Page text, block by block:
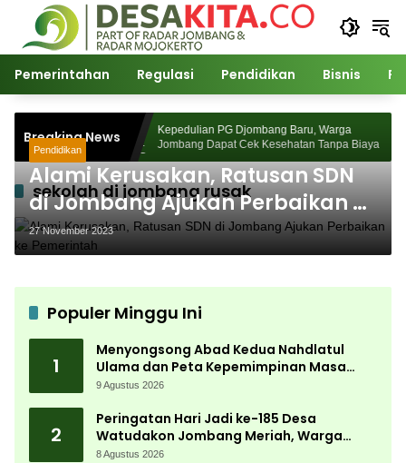
Langsung
konten
Pemerintahan Regulasi Pendidikan Bisnis
Breaking News
Ulama
Pasca
Kepedulian PG Djombang Baru, Warga
Jombang Dapat Cek Kesehatan Tanpa Biaya
sekolah di jombang rusak
Pendidikan
Alami Kerusakan, Ratusan SDN
di Jombang Ajukan Perbaikan ke
Pemerintah
27 November 2023
Populer Minggu Ini
1
Menyongsong Abad Kedua Nahdlatul
Ulama dan Peta Kepemimpinan Masa
Depan Pasca Muktamar ke-35
9 Agustus 2026
2
Peringatan Hari Jadi ke-185 Desa
Watudakon Jombang Meriah, Warga
Tumpek Blek Padati Karnaval Budaya
8 Agustus 2026